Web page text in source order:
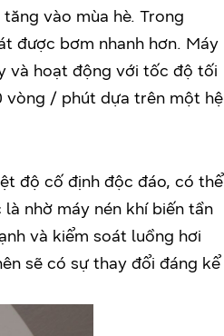
vào mùa hè. Trong
được bơm nhanh hơn. Máy
và hoạt động với tốc độ tối
vòng / phút dựa trên một hệ
độ cố định độc đáo, có thể
nhờ máy nén khí biến tần
và kiểm soát luồng hơi
sẽ có sự thay đổi đáng kể